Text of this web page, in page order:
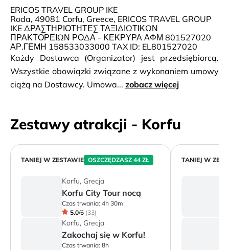
ERICOS TRAVEL GROUP IKE
Roda, 49081 Corfu, Greece, ERICOS TRAVEL GROUP
IKE ΔΡΑΣΤΗΡΙΟΤΗΤΕΣ ΤΑΞΙΔΙΩΤΙΚΩΝ
ΠΡΑΚΤΟΡΕΙΩΝ ΡΟΔΑ - ΚΕΚΡΥΡΑ ΑΦΜ 801527020
ΑΡ.ΓΕΜΗ 158533033000 TAX ID: EL801527020
Każdy Dostawca (Organizator) jest przedsiębiorcą.
Wszystkie obowiązki związane z wykonaniem umowy
ciążą na Dostawcy. Umowa... zobacz więcej
Zestawy atrakcji - Korfu
TANIEJ W ZESTAWIE OSZCZĘDZASZ 44 ZŁ
Korfu, Grecja
Korfu City Tour nocą
Czas trwania: 4h 30m
5.0/6 (33)
Korfu, Grecja
Zakochaj się w Korfu!
Czas trwania: 8h
TANIEJ W